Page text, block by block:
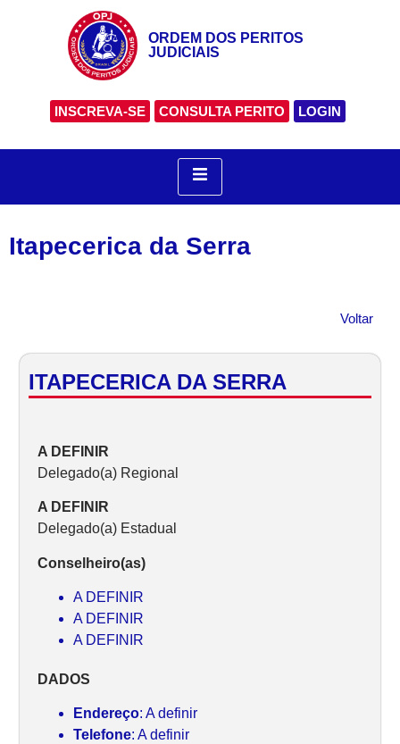
ORDEM DOS PERITOS
JUDICIAIS
INSCREVA-SE CONSULTA PERITO LOGIN
Itapecerica da Serra
Voltar
ITAPECERICA DA SERRA
A DEFINIR
Delegado(a) Regional
A DEFINIR
Delegado(a) Estadual
Conselheiro(as)
A DEFINIR
A DEFINIR
A DEFINIR
DADOS
Endereço: A definir
Telefone: A definir